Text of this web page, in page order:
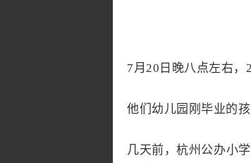
7月20日晚八点左右，
他们幼儿园刚毕业的
几天前，杭州公办小